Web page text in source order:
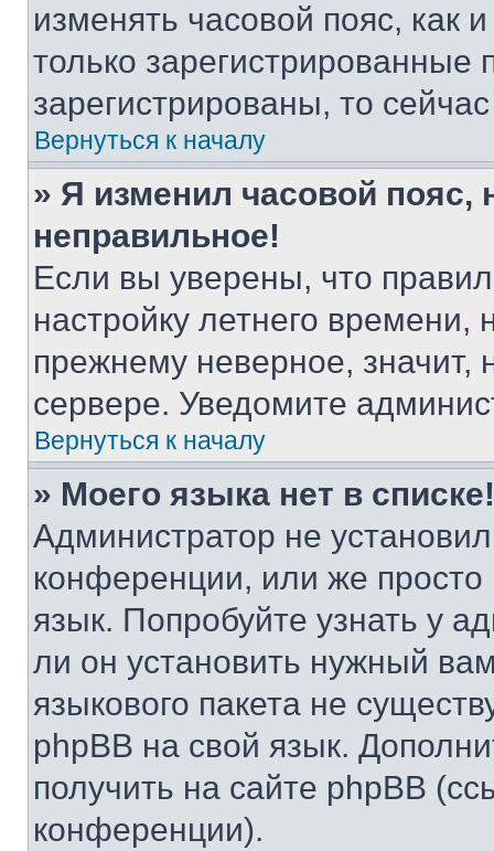
изменять часовой пояс, как
только
зарегистрированы, то
Вернуться к началу
» Я изменил часовой пояс,
неправильное!
Если вы уверены, что
настройку летнего
прежнему неверное, значит,
сервере. Уведомите
Вернуться к началу
» Моего языка нет в списке!
Администратор не
конференции, или же
язык. Попробуйте узнать у
ли он установить нужный
языкового пакета не
phpBB на свой язык.
получить на сайте phpBB
конференции).